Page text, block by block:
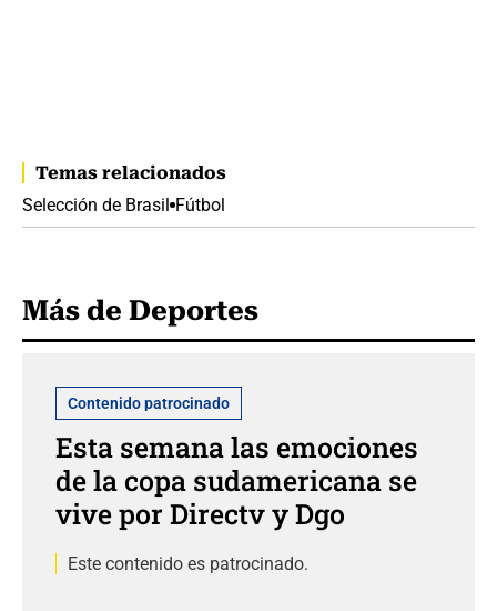
Temas relacionados
Selección de Brasil Fútbol
Más de Deportes
Contenido patrocinado
Esta semana las emociones
de la copa sudamericana se
vive por Directv y Dgo
Este contenido es patrocinado.